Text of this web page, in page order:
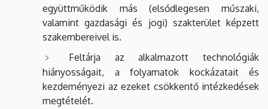
együttműködik más (elsődlegesen műszaki,
valamint gazdasági és jogi) szakterület képzett
szakembereivel is.
Feltárja az alkalmazott technológiák
hiányosságait, a folyamatok kockázatait és
kezdeményezi az ezeket csökkentő intézkedések
megtételét.